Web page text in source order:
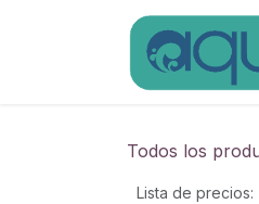
Todos los
Lista de precios: